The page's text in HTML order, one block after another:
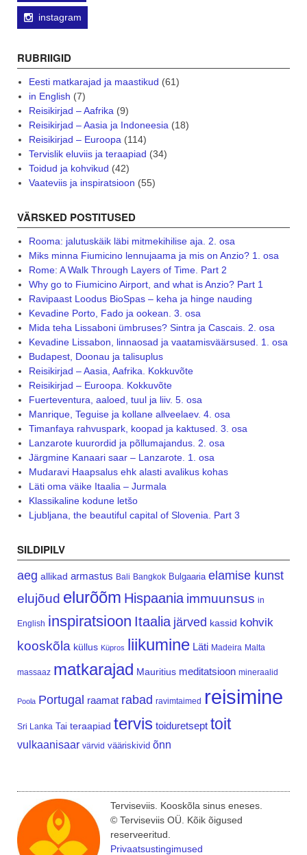
instagram
RUBRIIGID
Eesti matkarajad ja maastikud (61)
in English (7)
Reisikirjad – Aafrika(9)
Reisikirjad – Aasia ja Indoneesia(18)
Reisikirjad – Euroopa(114)
Tervislik eluviis ja teraapiad (34)
Toidud ja kohvikud (42)
Vaateviis ja inspiratsioon (55)
VÄRSKED POSTITUSED
Rooma: jalutuskäik läbi mitmekihilise aja. 2. osa
Miks minna Fiumicino lennujaama ja mis on Anzio? 1. osa
Rome: A Walk Through Layers of Time. Part 2
Why go to Fiumicino Airport, and what is Anzio? Part 1
Ravipaast Loodus BioSpas – keha ja hinge nauding
Kevadine Porto, Fado ja ookean. 3. osa
Mida teha Lissaboni ümbruses? Sintra ja Cascais. 2. osa
Kevadine Lissabon, linnaosad ja vaatamisväärsused. 1. osa
Budapest, Doonau ja talisuplus
Reisikirjad – Aasia, Aafrika. Kokkuvõte
Reisikirjad – Euroopa. Kokkuvõte
Fuerteventura, aaloed, tuul ja liiv. 5. osa
Manrique, Teguise ja kollane allveelaev. 4. osa
Timanfaya rahvuspark, koopad ja kaktused. 3. osa
Lanzarote kuurordid ja põllumajandus. 2. osa
Järgmine Kanaari saar – Lanzarote. 1. osa
Mudaravi Haapsalus ehk alasti avalikus kohas
Läti oma väike Itaalia – Jurmala
Klassikaline kodune letšo
Ljubljana, the beautiful capital of Slovenia. Part 3
SILDIPILV
aeg allikad armastus Bali Bangkok Bulgaaria elamise kunst
elujõud elurõõm Hispaania immuunsus in
English inspiratsioon Itaalia järved kassid kohvik
kooskõla küllus Küpros liikumine Läti Madeira Malta
massaaz matkarajad Mauritius meditatsioon mineraalid
Poola Portugal raamat rabad ravimtaimed reisimine
Sri Lanka Tai teraapiad tervis toiduretsept toit
vulkaanisaar värvid vääriskivid õnn
Terviseviis. Kooskõla sinus eneses.
© Terviseviis OÜ. Kõik õigused
reserveeritud.
Privaatsustingimused